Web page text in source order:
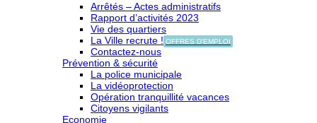
Arrêtés – Actes administratifs
Rapport d’activités 2023
Vie des quartiers
La Ville recrute ! OFFRES D'EMPLOI
Contactez-nous
Prévention & sécurité
La police municipale
La vidéoprotection
Opération tranquillité vacances
Citoyens vigilants
Economie